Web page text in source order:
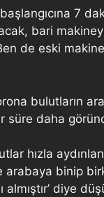
7
bari
de eski
bulutların
daha
hızla
arabaya binip
diye